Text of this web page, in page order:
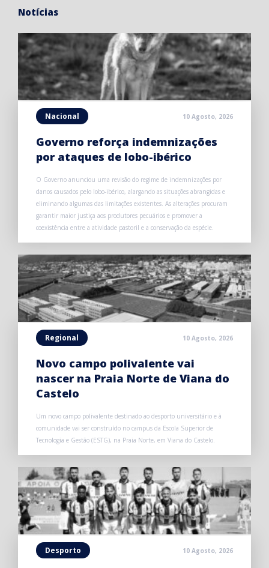
Notícias
Nacional 10 Agosto, 2026
Governo reforça indemnizações
por ataques de lobo-ibérico
O Governo anunciou uma revisão do regime de indemnizações por
danos causados pelo lobo-ibérico, alargando as situações abrangidas e
eliminando algumas das limitações existentes. As alterações procuram
garantir maior justiça aos produtores pecuários e promover a
coexistência entre a atividade pastoril e a conservação da espécie.
Regional 10 Agosto, 2026
Novo campo polivalente vai
nascer na Praia Norte de Viana do
Castelo
Um novo campo polivalente destinado ao desporto universitário e à
comunidade vai ser construído no campus da Escola Superior de
Tecnologia e Gestão (ESTG), na Praia Norte, em Viana do Castelo.
Desporto 10 Agosto, 2026